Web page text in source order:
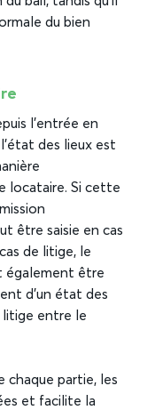
du bien
l’entrée en
des lieux est
locataire. Si cette
être saisie en cas
de litige, le
également être
d’un état des
litige entre le
chaque partie, les
et facilite la